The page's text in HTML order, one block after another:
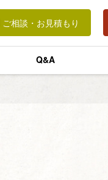
ご相談・お見積もり
Q&A